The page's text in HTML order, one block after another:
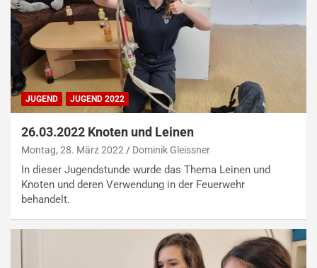
JUGEND JUGEND 2022
26.03.2022 Knoten und Leinen
Montag, 28. März 2022 Dominik Gleissner
In dieser Jugendstunde wurde das Thema Leinen und
Knoten und deren Verwendung in der Feuerwehr
behandelt.